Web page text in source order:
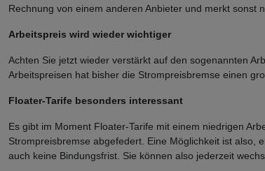
Rechnung von einem anderen Anbieter und merkt sonst
Arbeitspreis wird wieder wichtiger
Achten Sie jetzt wieder verstärkt auf den sogenannten
Arbeitspreisen hat bisher die Strompreisbremse einen
Floater-Tarife besonders interessant
Es gibt im Moment Floater-Tarife mit einem niedrigen
Strompreisbremse abgefedert. Eine Möglichkeit ist also,
auch keine Bindungsfrist. Sie können also jederzeit